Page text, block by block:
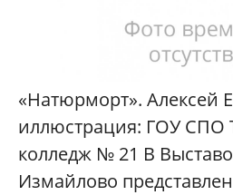
«Натюрморт». Алексей
иллюстрация: ГОУ СПО
колледж № 21 В
Измайлово